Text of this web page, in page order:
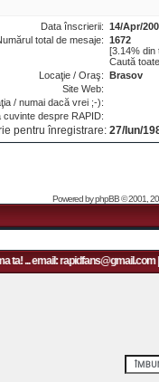
Data înscrierii: 14/Apr/
total de mesaje: 1672
[3.14% din
Caută
Locaţie / Oraş: Brasov
Site Web:
/ numai dacă vrei ;-):
cuvinte despre RAPID:
pentru înregistrare: 27/Iun/
Powered byphpBB© 2001,
... email: rapidfans@gmail.com |